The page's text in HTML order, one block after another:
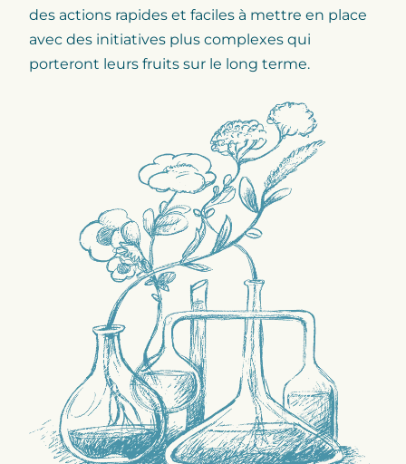
des actions rapides et faciles à mettre en place
avec des initiatives plus complexes qui
porteront leurs fruits sur le long terme.